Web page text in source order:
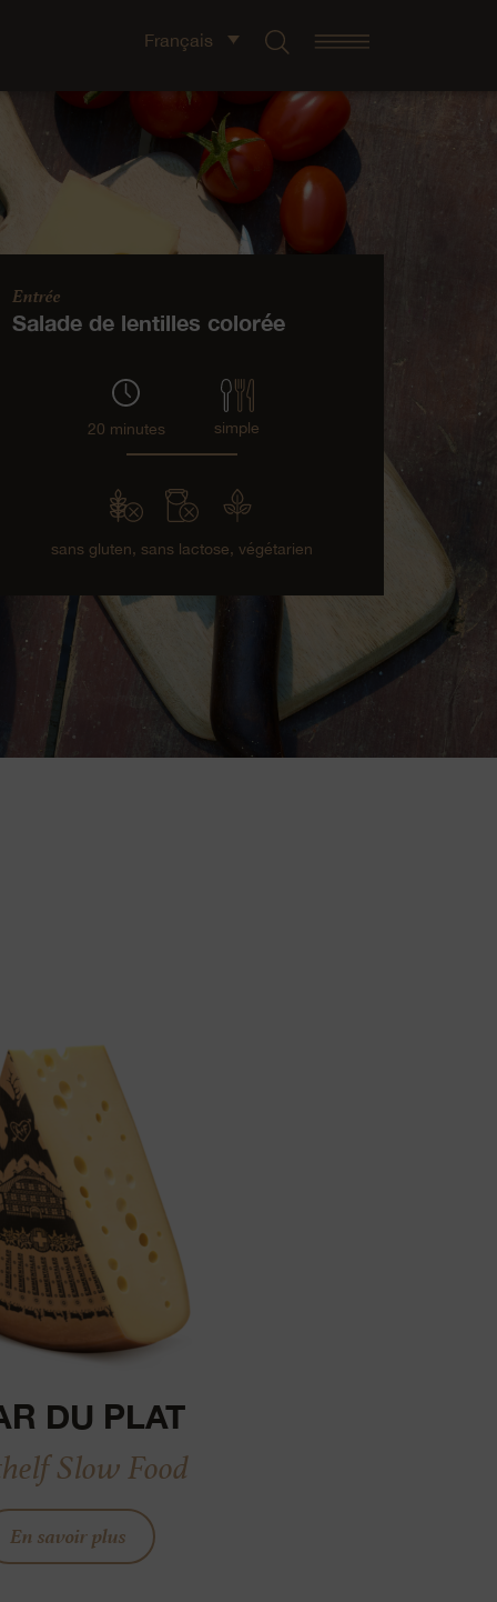
Français
Entrée
Salade de lentilles colorée
20 minutes simple
sans gluten, sans lactose, végétarien
DU PLAT
Slow Food
En savoir plus